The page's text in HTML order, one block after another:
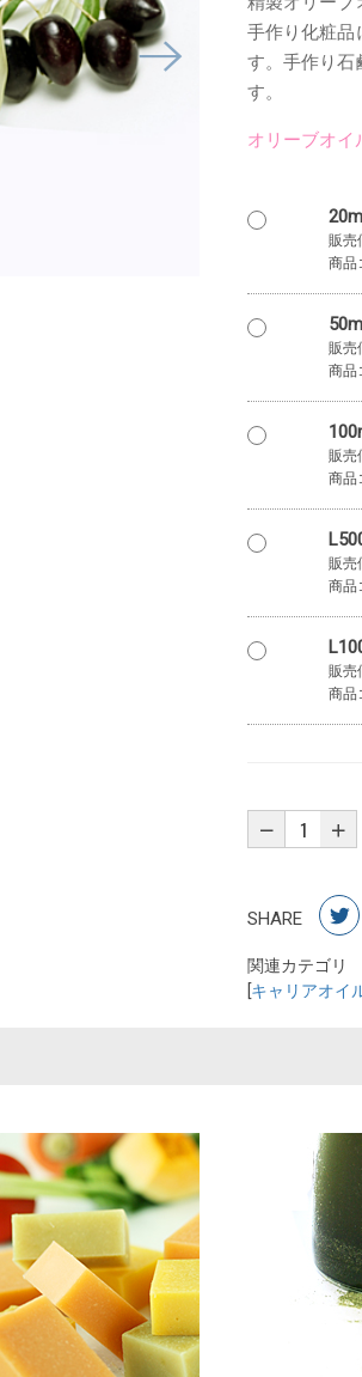
手作り化粧品
す。手作り石
す。
オリーブオイ
販売
商品
販売
商品
販売
商品
販売
商品
販売
商品
SHARE
関連カテゴリ
[キャリアオイ